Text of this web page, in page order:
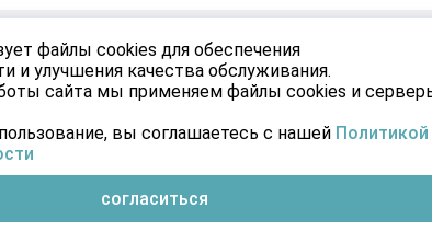
файлы cookies для обеспечения
и улучшения качества обслуживания.
сайта мы применяем файлы cookies и
вы соглашаетесь с нашей Политикой
согласиться
УСЛУГИ
Монтаж
товары и цены, представленные на сайте, не являются